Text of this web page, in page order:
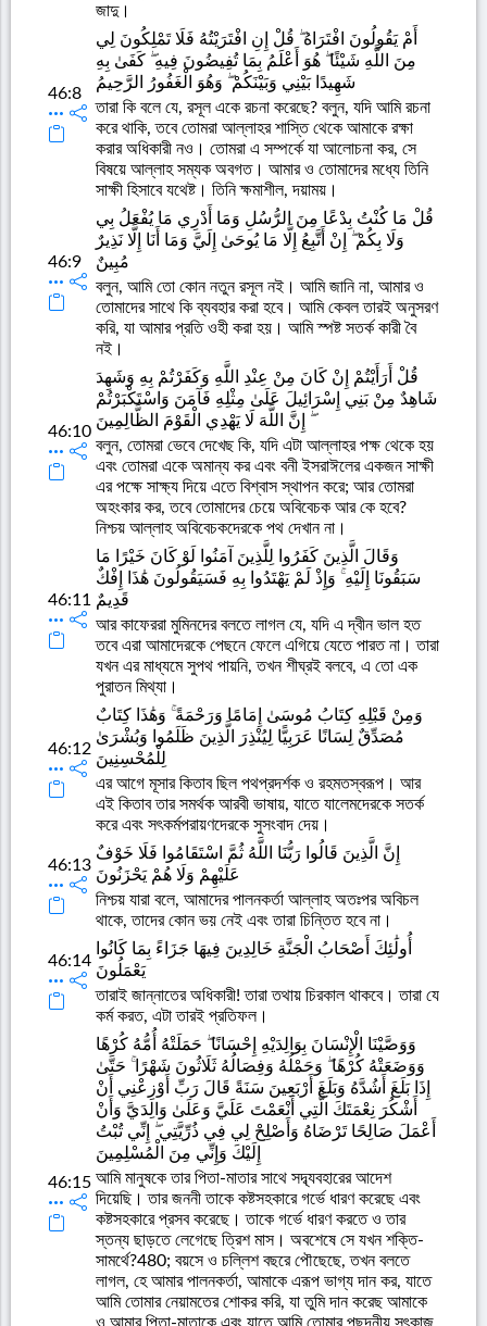
জাদু।
46:8
أَمْ يَقُولُونَ افْتَرَاهُ ۖ قُلْ إِنِ افْتَرَيْتُهُ فَلَا تَمْلِكُونَ لِي
مِنَ اللَّهِ شَيْئًا ۖ هُوَ أَعْلَمُ بِمَا تُفِيضُونَ فِيهِ ۖ كَفَىٰ بِهِ
شَهِيدًا بَيْنِي وَبَيْنَكُمْ ۖ وَهُوَ الْغَفُورُ الرَّحِيمُ
তারা কি বলে যে, রসূল একে রচনা করেছে? বলুন, যদি আমি রচনা
করে থাকি, তবে তোমরা আল্লাহর শাস্তি থেকে আমাকে রক্ষা
করার অধিকারী নও। তোমরা এ সম্পর্কে যা আলোচনা কর, সে
বিষয়ে আল্লাহ সম্যক অবগত। আমার ও তোমাদের মধ্যে তিনি
সাক্ষী হিসাবে যথেষ্ট। তিনি ক্ষমাশীল, দয়াময়।
46:9
قُلْ مَا كُنْتُ بِدْعًا مِنَ الرُّسُلِ وَمَا أَدْرِي مَا يُفْعَلُ بِي
وَلَا بِكُمْ ۖ إِنْ أَتَّبِعُ إِلَّا مَا يُوحَىٰ إِلَيَّ وَمَا أَنَا إِلَّا نَذِيرٌ
مُبِينٌ
বলুন, আমি তো কোন নতুন রসূল নই। আমি জানি না, আমার ও
তোমাদের সাথে কি ব্যবহার করা হবে। আমি কেবল তারই অনুসরণ
করি, যা আমার প্রতি ওহী করা হয়। আমি স্পষ্ট সতর্ক কারী বৈ
নই।
46:10
قُلْ أَرَأَيْتُمْ إِنْ كَانَ مِنْ عِنْدِ اللَّهِ وَكَفَرْتُمْ بِهِ وَشَهِدَ
شَاهِدٌ مِنْ بَنِي إِسْرَائِيلَ عَلَىٰ مِثْلِهِ فَآمَنَ وَاسْتَكْبَرْتُمْ
ۖ إِنَّ اللَّهَ لَا يَهْدِي الْقَوْمَ الظَّالِمِينَ
বলুন, তোমরা ভেবে দেখেছ কি, যদি এটা আল্লাহর পক্ষ থেকে হয়
এবং তোমরা একে অমান্য কর এবং বনী ইসরাঈলের একজন সাক্ষী
এর পক্ষে সাক্ষ্য দিয়ে এতে বিশ্বাস স্থাপন করে; আর তোমরা
অহংকার কর, তবে তোমাদের চেয়ে অবিবেচক আর কে হবে?
নিশ্চয় আল্লাহ অবিবেচকদেরকে পথ দেখান না।
46:11
وَقَالَ الَّذِينَ كَفَرُوا لِلَّذِينَ آمَنُوا لَوْ كَانَ خَيْرًا مَا
سَبَقُونَا إِلَيْهِ ۚ وَإِذْ لَمْ يَهْتَدُوا بِهِ فَسَيَقُولُونَ هَٰذَا إِفْكٌ
قَدِيمٌ
আর কাফেররা মুমিনদের বলতে লাগল যে, যদি এ দ্বীন ভাল হত
তবে এরা আমাদেরকে পেছনে ফেলে এগিয়ে যেতে পারত না। তারা
যখন এর মাধ্যমে সুপথ পায়নি, তখন শীঘ্রই বলবে, এ তো এক
পুরাতন মিথ্যা।
46:12
وَمِنْ قَبْلِهِ كِتَابُ مُوسَىٰ إِمَامًا وَرَحْمَةً ۚ وَهَٰذَا كِتَابٌ
مُصَدِّقٌ لِسَانًا عَرَبِيًّا لِيُنْذِرَ الَّذِينَ ظَلَمُوا وَبُشْرَىٰ
لِلْمُحْسِنِينَ
এর আগে মূসার কিতাব ছিল পথপ্রদর্শক ও রহমতস্বরূপ। আর
এই কিতাব তার সমর্থক আরবী ভাষায়, যাতে যালেমদেরকে সতর্ক
করে এবং সৎকর্মপরায়ণদেরকে সুসংবাদ দেয়।
46:13
إِنَّ الَّذِينَ قَالُوا رَبُّنَا اللَّهُ ثُمَّ اسْتَقَامُوا فَلَا خَوْفٌ
عَلَيْهِمْ وَلَا هُمْ يَحْزَنُونَ
নিশ্চয় যারা বলে, আমাদের পালনকর্তা আল্লাহ অতঃপর অবিচল
থাকে, তাদের কোন ভয় নেই এবং তারা চিন্তিত হবে না।
46:14
أُولَٰئِكَ أَصْحَابُ الْجَنَّةِ خَالِدِينَ فِيهَا جَزَاءً بِمَا كَانُوا
يَعْمَلُونَ
তারাই জান্নাতের অধিকারী! তারা তথায় চিরকাল থাকবে। তারা যে
কর্ম করত, এটা তারই প্রতিফল।
46:15
وَوَصَّيْنَا الْإِنْسَانَ بِوَالِدَيْهِ إِحْسَانًا ۖ حَمَلَتْهُ أُمُّهُ كُرْهًا
وَوَضَعَتْهُ كُرْهًا ۖ وَحَمْلُهُ وَفِصَالُهُ ثَلَاثُونَ شَهْرًا ۚ حَتَّىٰ
إِذَا بَلَغَ أَشُدَّهُ وَبَلَغَ أَرْبَعِينَ سَنَةً قَالَ رَبِّ أَوْزِعْنِي أَنْ
أَشْكُرَ نِعْمَتَكَ الَّتِي أَنْعَمْتَ عَلَيَّ وَعَلَىٰ وَالِدَيَّ وَأَنْ
أَعْمَلَ صَالِحًا تَرْضَاهُ وَأَصْلِحْ لِي فِي ذُرِّيَّتِي ۖ إِنِّي تُبْتُ
إِلَيْكَ وَإِنِّي مِنَ الْمُسْلِمِينَ
আমি মানুষকে তার পিতা-মাতার সাথে সদ্ব্যবহারের আদেশ
দিয়েছি। তার জননী তাকে কষ্টসহকারে গর্ভে ধারণ করেছে এবং
কষ্টসহকারে প্রসব করেছে। তাকে গর্ভে ধারণ করতে ও তার
স্তন্য ছাড়তে লেগেছে ত্রিশ মাস। অবশেষে সে যখন শক্তি-
সামর্থে?480; বয়সে ও চল্লিশ বছরে পৌছেছে, তখন বলতে
লাগল, হে আমার পালনকর্তা, আমাকে এরূপ ভাগ্য দান কর, যাতে
আমি তোমার নেয়ামতের শোকর করি, যা তুমি দান করেছ আমাকে
ও আমার পিতা-মাতাকে এবং যাতে আমি তোমার পছন্দনীয় সৎকাজ